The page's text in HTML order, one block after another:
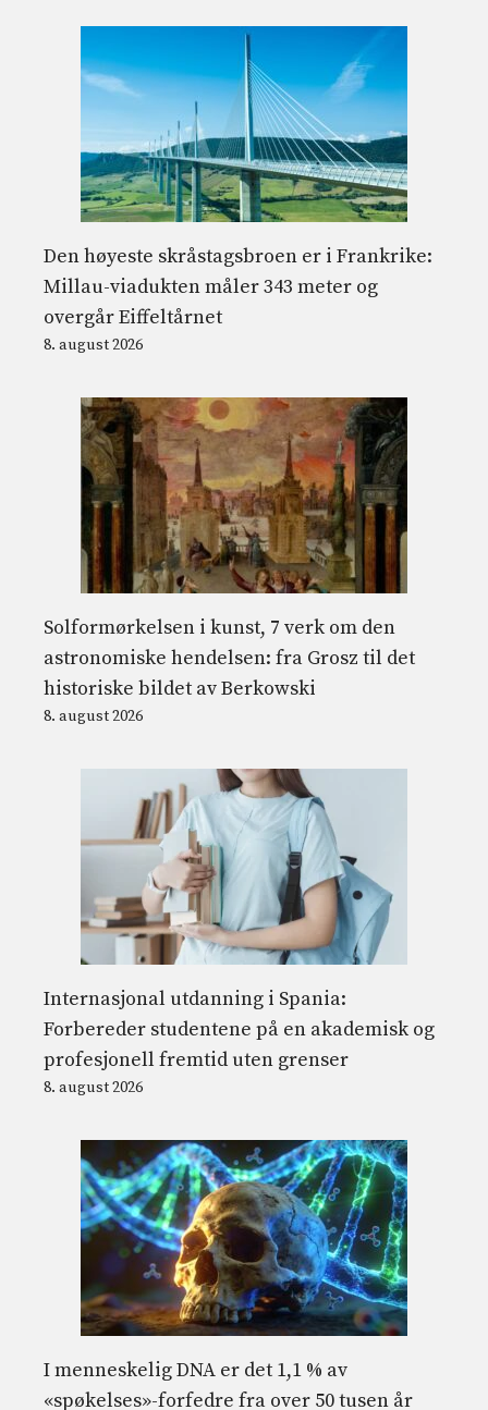
Den høyeste skråstagsbroen er i Frankrike:
Millau-viadukten måler 343 meter og
overgår Eiffeltårnet
8. august 2026
Solformørkelsen i kunst, 7 verk om den
astronomiske hendelsen: fra Grosz til det
historiske bildet av Berkowski
8. august 2026
Internasjonal utdanning i Spania:
Forbereder studentene på en akademisk og
profesjonell fremtid uten grenser
8. august 2026
I menneskelig DNA er det 1,1 % av
«spøkelses»-forfedre fra over 50 tusen år